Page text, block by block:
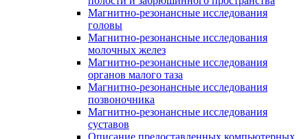
Магнитно-резонансные исследования
головы
Магнитно-резонансные исследования
молочных желез
Магнитно-резонансные исследования
органов малого таза
Магнитно-резонансные исследования
позвоночника
Магнитно-резонансные исследования
суставов
Описание предоставленных компьютерных